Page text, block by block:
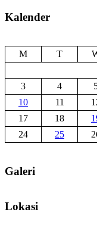
Kalender
M
T
3
4
10
11
17
18
24
25
Galeri
Lokasi